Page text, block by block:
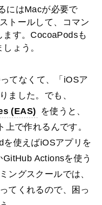
にはMacが必要で
トールして、コマン
ます。CocoaPodsも
ょう。
てなくて、「iOSア
ました。でも、
(EAS)
を使うと、
で作れるんです。
使えばiOSアプリを
Actionsを使う
ングスクールでは、
てくれるので、困っ